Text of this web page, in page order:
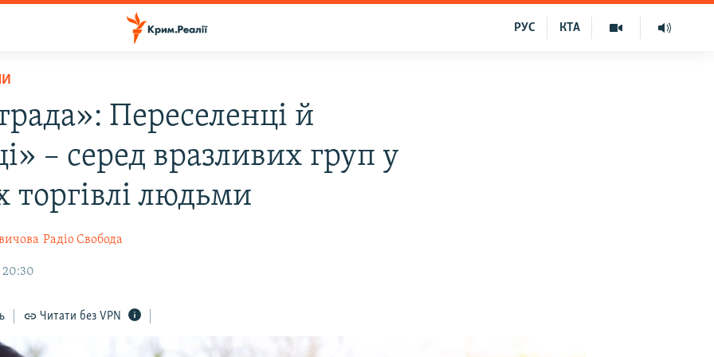
КТА
РУС
Переселенці й
– серед вразливих груп у
торгівлі людьми
Радіо Свобода
20:30
Читати без VPN